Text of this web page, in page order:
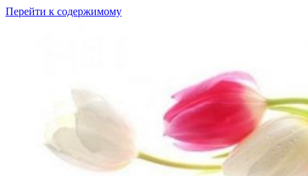
Перейти к содержимому